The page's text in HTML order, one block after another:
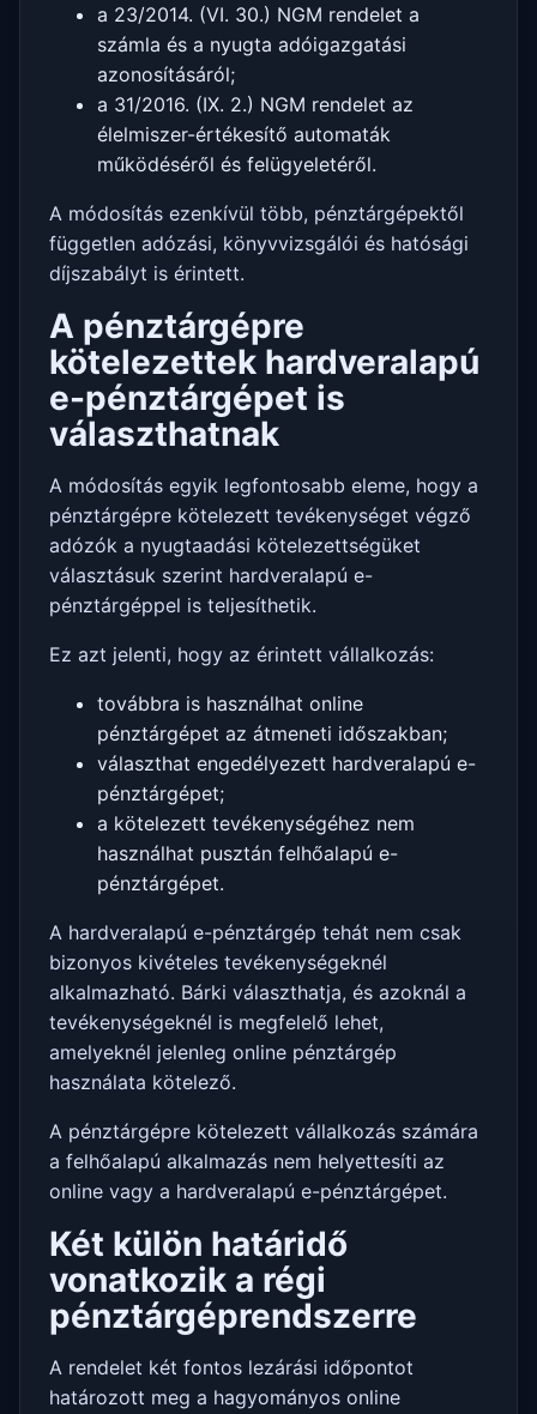
a 23/2014. (VI. 30.) NGM rendelet a
számla és a nyugta adóigazgatási
azonosításáról;
a 31/2016. (IX. 2.) NGM rendelet az
élelmiszer-értékesítő automaták
működéséről és felügyeletéről.
A módosítás ezenkívül több, pénztárgépektől
független adózási, könyvvizsgálói és hatósági
díjszabályt is érintett.
A pénztárgépre
kötelezettek hardveralapú
e-pénztárgépet is
választhatnak
A módosítás egyik legfontosabb eleme, hogy a
pénztárgépre kötelezett tevékenységet végző
adózók a nyugtaadási kötelezettségüket
választásuk szerint hardveralapú e-
pénztárgéppel is teljesíthetik.
Ez azt jelenti, hogy az érintett vállalkozás:
továbbra is használhat online
pénztárgépet az átmeneti időszakban;
választhat engedélyezett hardveralapú e-
pénztárgépet;
a kötelezett tevékenységéhez nem
használhat pusztán felhőalapú e-
pénztárgépet.
A hardveralapú e-pénztárgép tehát nem csak
bizonyos kivételes tevékenységeknél
alkalmazható. Bárki választhatja, és azoknál a
tevékenységeknél is megfelelő lehet,
amelyeknél jelenleg online pénztárgép
használata kötelező.
A pénztárgépre kötelezett vállalkozás számára
a felhőalapú alkalmazás nem helyettesíti az
online vagy a hardveralapú e-pénztárgépet.
Két külön határidő
vonatkozik a régi
pénztárgéprendszerre
A rendelet két fontos lezárási időpontot
határozott meg a hagyományos online